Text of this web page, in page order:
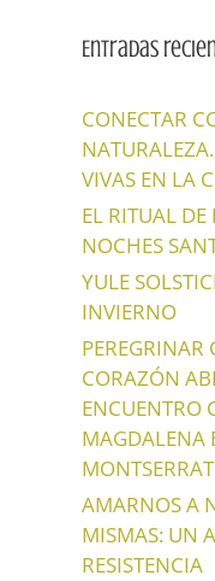
Entradas
CONECTAR
VIVAS EN LA
EL RITUAL DE
NOCHES
YULE
INVIERNO
PEREGRINAR
CORAZÓN
ENCUENTRO
MAGDALENA
MONTSERRAT
AMARNOS A
MISMAS: UN
RESISTENCIA